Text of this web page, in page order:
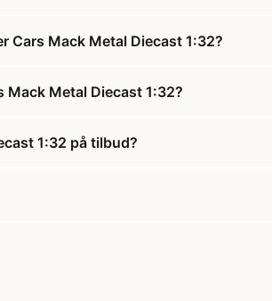
Cars Mack Metal Diecast 1:32?
Mack Metal Diecast 1:32?
1:32 på tilbud?